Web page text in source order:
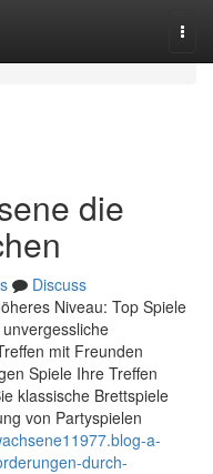
die
Discuss
Niveau: Top Spiele
mit Freunden
Spiele Ihre Treffen
klassische Brettspiele
von Partyspielen
a-
durch-